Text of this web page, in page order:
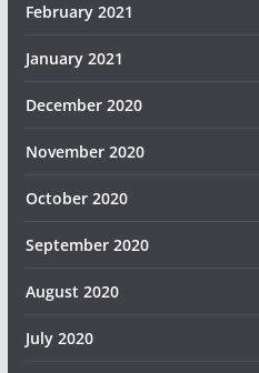
February 2021
January 2021
December 2020
November 2020
October 2020
September 2020
August 2020
July 2020